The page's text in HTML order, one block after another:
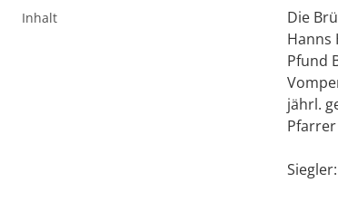
Inhalt
Die
Hanns
Pfund
jährl.